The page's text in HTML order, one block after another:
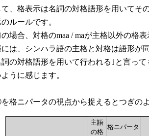
、格表示は名詞の対格語形を用いてそ
ルールです。
場合、対格のmaa / maが主格以外の格表
は、シンハラ語の主格と対格は語形が
詞の対格語形を用いて行われる｣と言っ
うに感じます。
格ニパータの視点から捉えるとつぎのよ
主語
の格
格ニパータ